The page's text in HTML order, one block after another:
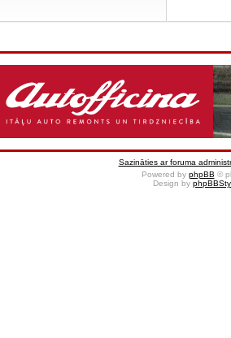
Sazināties ar foruma
Powered by phpBB ©
Design by